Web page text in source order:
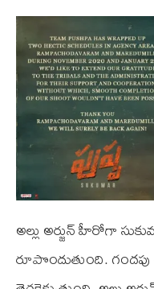
అల్లు అర్జున్ హీరోగా
రూపొందుతుంది. గందపు